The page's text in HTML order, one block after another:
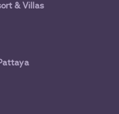
& Villas